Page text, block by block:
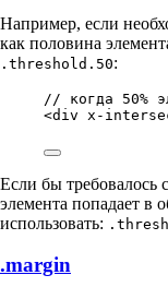
Например, если
как половина
.threshold.50:
// когда 50%
<div x-
Если бы требовалось
элемента попадает в
использовать:
.margin